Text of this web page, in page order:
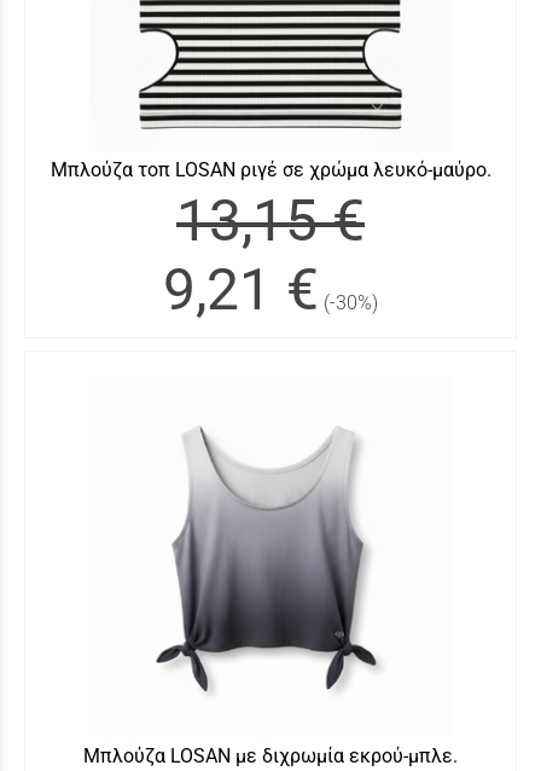
Μπλούζα τοπ LOSAN ριγέ σε χρώμα λευκό-μαύρο.
13,15 €
9,21 € (-30%)
Μπλούζα LOSAN με διχρωμία εκρού-μπλε.